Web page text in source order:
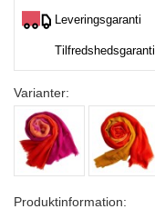
Leveringsgaranti
Tilfredshedsgaranti
Varianter:
Produktinformation: